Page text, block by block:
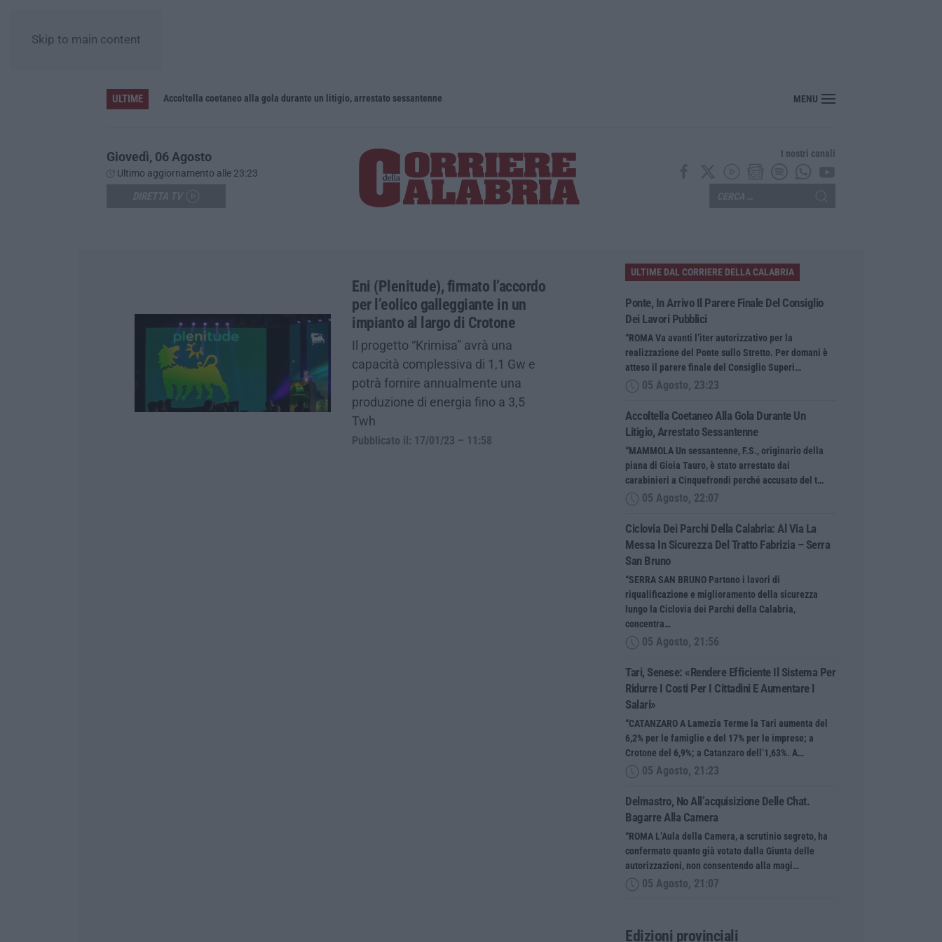
Skip to main content
ULTIME Accoltella coetaneo alla gola durante un litigio, arrestato sessantenne MENU
Giovedì, 06 Agosto
Ultimo aggiornamento alle 23:23
I nostri canali
Eni (Plenitude), firmato l’accordo
per l’eolico galleggiante in un
impianto al largo di Crotone
Il progetto “Krimisa” avrà una
capacità complessiva di 1,1 Gw e
potrà fornire annualmente una
produzione di energia fino a 3,5
Twh
Pubblicato il: 17/01/23 – 11:58
ULTIME DAL CORRIERE DELLA CALABRIA
Ponte, In Arrivo Il Parere Finale Del Consiglio
Dei Lavori Pubblici
“ROMA Va avanti l’iter autorizzativo per la
realizzazione del Ponte sullo Stretto. Per domani è
atteso il parere finale del Consiglio Superi…
05 Agosto, 23:23
Accoltella Coetaneo Alla Gola Durante Un
Litigio, Arrestato Sessantenne
“MAMMOLA Un sessantenne, F.S., originario della
piana di Gioia Tauro, è stato arrestato dai
carabinieri a Cinquefrondi perché accusato del t…
05 Agosto, 22:07
Ciclovia Dei Parchi Della Calabria: Al Via La
Messa In Sicurezza Del Tratto Fabrizia – Serra
San Bruno
“SERRA SAN BRUNO Partono i lavori di
riqualificazione e miglioramento della sicurezza
lungo la Ciclovia dei Parchi della Calabria,
concentra…
05 Agosto, 21:56
Tari, Senese: «Rendere Efficiente Il Sistema Per
Ridurre I Costi Per I Cittadini E Aumentare I
Salari»
“CATANZARO A Lamezia Terme la Tari aumenta del
6,2% per le famiglie e del 17% per le imprese; a
Crotone del 6,9%; a Catanzaro dell’1,63%. A…
05 Agosto, 21:23
Delmastro, No All’acquisizione Delle Chat.
Bagarre Alla Camera
“ROMA L’Aula della Camera, a scrutinio segreto, ha
confermato quanto già votato dalla Giunta delle
autorizzazioni, non consentendo alla magi…
05 Agosto, 21:07
Edizioni provinciali